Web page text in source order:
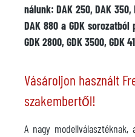
nálunk: DAK 250, DAK 350,
DAK 880 a GDK sorozatból
GDK 2800, GDK 3500, GDK
Vásároljon használt
szakembertől!
A nagy